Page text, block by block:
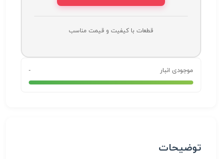
قطعات با کیفیت و قیمت مناسب
موجودی انبار -
توضیحات